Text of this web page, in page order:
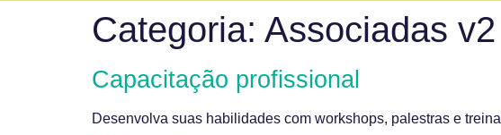
Categoria: Associadas v2
Capacitação profissional
Desenvolva suas habilidades com workshops, palestras e